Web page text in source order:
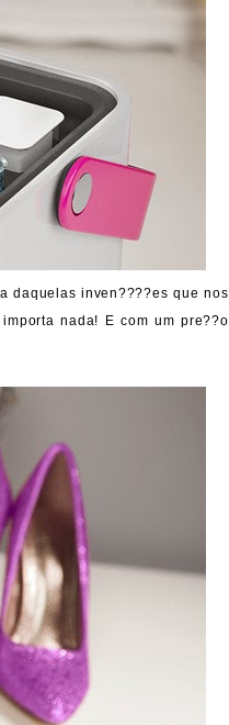
daquelas inven????es que nos
nada! E com um pre??o